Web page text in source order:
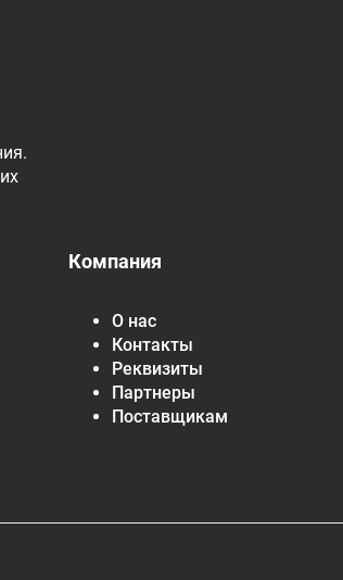
Компания
О нас
Контакты
Реквизиты
Партнеры
Поставщикам